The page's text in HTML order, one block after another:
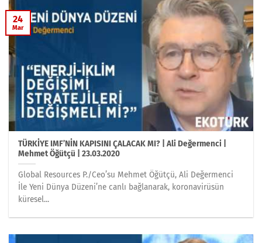
TÜRKİYE IMF’NİN KAPISINI ÇALACAK MI? | Ali Değermenci |
Mehmet Öğütçü | 23.03.2020
Global Resources P./Ceo’su Mehmet Öğütçü, Ali Değermenci
İle Yeni Dünya Düzeni’ne canlı bağlanarak, koronavirüsün
küresel...
24
Mar